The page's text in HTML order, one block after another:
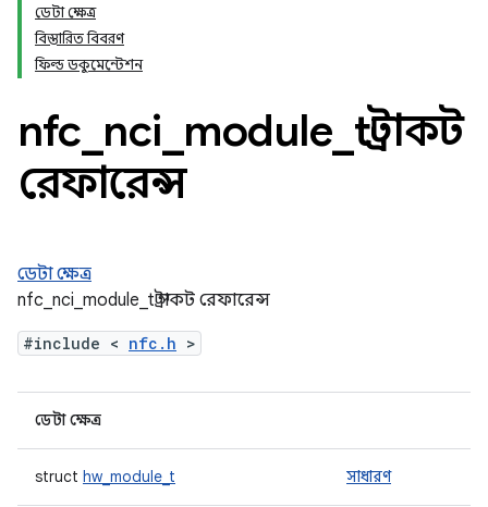
ডেটা ক্ষেত্র
বিস্তারিত বিবরণ
ফিল্ড ডকুমেন্টেশন
nfc nci module t স্ট্রাকট
রেফারেন্স
ডেটা ক্ষেত্র
nfc_nci_module_t স্ট্রাকট রেফারেন্স
#include < nfc.h >
ডেটা ক্ষেত্র
struct hw_module_t সাধারণ